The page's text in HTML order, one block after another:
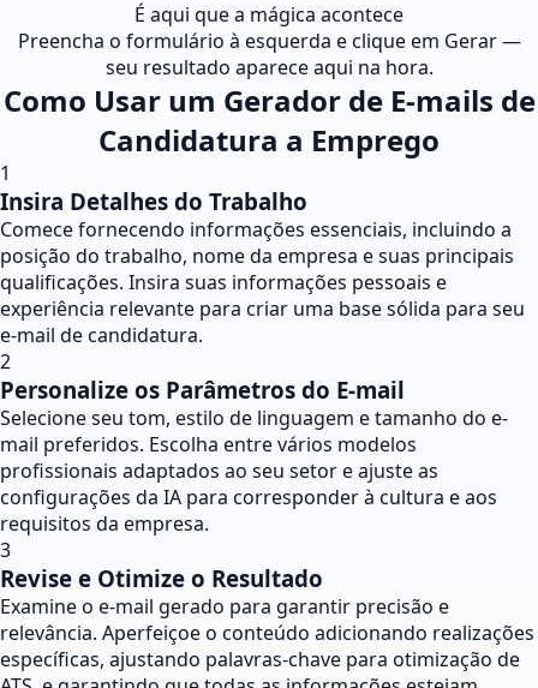
É aqui que a mágica acontece
Preencha o formulário à esquerda e clique em Gerar —
seu resultado aparece aqui na hora.
Como Usar um Gerador de E-mails de
Candidatura a Emprego
1
Insira Detalhes do Trabalho
Comece fornecendo informações essenciais, incluindo a
posição do trabalho, nome da empresa e suas principais
qualificações. Insira suas informações pessoais e
experiência relevante para criar uma base sólida para seu
e-mail de candidatura.
2
Personalize os Parâmetros do E-mail
Selecione seu tom, estilo de linguagem e tamanho do e-
mail preferidos. Escolha entre vários modelos
profissionais adaptados ao seu setor e ajuste as
configurações da IA para corresponder à cultura e aos
requisitos da empresa.
3
Revise e Otimize o Resultado
Examine o e-mail gerado para garantir precisão e
relevância. Aperfeiçoe o conteúdo adicionando realizações
específicas, ajustando palavras-chave para otimização de